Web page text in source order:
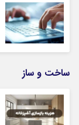
ساخت و ساز